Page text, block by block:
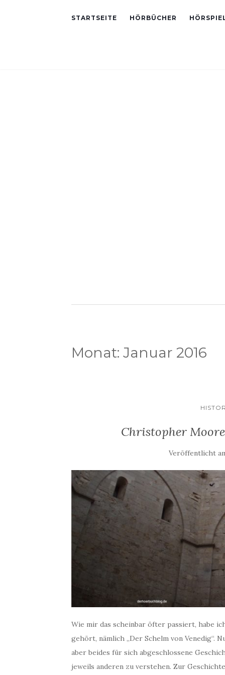
STARTSEITE HÖRBÜCHER
Monat: Januar 2016
Christopher
Veröffentlicht
Wie mir das scheinbar öfter passiert, habe
gehört, nämlich „Der Schelm von Venedig“.
aber beides für sich abgeschlossene
jeweils anderen zu verstehen. Zur